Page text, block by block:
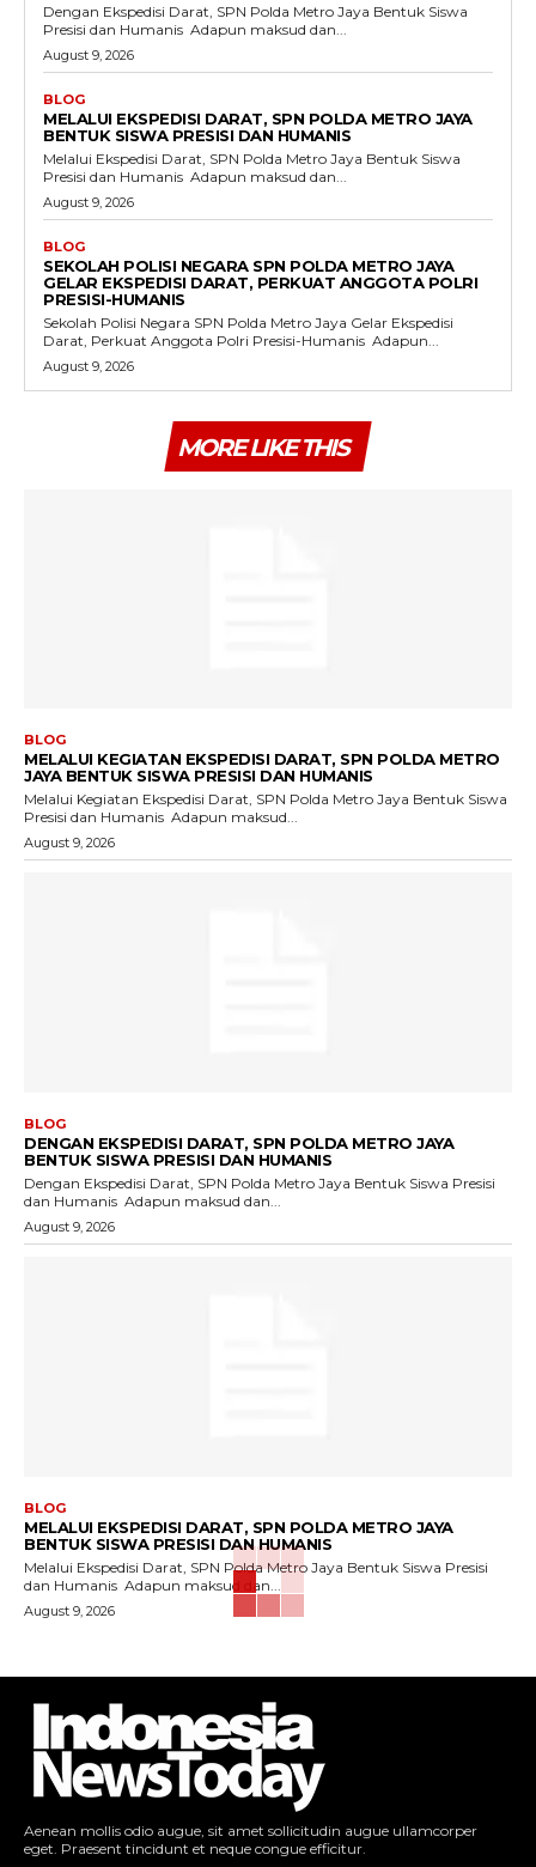
Dengan Ekspedisi Darat, SPN Polda Metro Jaya Bentuk Siswa
Presisi dan Humanis ‎ ‎Adapun maksud dan...
August 9, 2026
BLOG
MELALUI EKSPEDISI DARAT, SPN POLDA METRO JAYA
BENTUK SISWA PRESISI DAN HUMANIS
Melalui Ekspedisi Darat, SPN Polda Metro Jaya Bentuk Siswa
Presisi dan Humanis ‎ ‎Adapun maksud dan...
August 9, 2026
BLOG
SEKOLAH POLISI NEGARA SPN POLDA METRO JAYA
GELAR EKSPEDISI DARAT, PERKUAT ANGGOTA POLRI
PRESISI-HUMANIS
Sekolah Polisi Negara SPN Polda Metro Jaya Gelar Ekspedisi
Darat, Perkuat Anggota Polri Presisi-Humanis ‎ ‎Adapun...
August 9, 2026
MORE LIKE THIS
BLOG
MELALUI KEGIATAN EKSPEDISI DARAT, SPN POLDA METRO
JAYA BENTUK SISWA PRESISI DAN HUMANIS
Melalui Kegiatan Ekspedisi Darat, SPN Polda Metro Jaya Bentuk Siswa
Presisi dan Humanis ‎ ‎Adapun maksud...
August 9, 2026
BLOG
DENGAN EKSPEDISI DARAT, SPN POLDA METRO JAYA
BENTUK SISWA PRESISI DAN HUMANIS
Dengan Ekspedisi Darat, SPN Polda Metro Jaya Bentuk Siswa Presisi
dan Humanis ‎ ‎Adapun maksud dan...
August 9, 2026
BLOG
MELALUI EKSPEDISI DARAT, SPN POLDA METRO JAYA
BENTUK SISWA PRESISI DAN HUMANIS
Melalui Ekspedisi Darat, SPN Polda Metro Jaya Bentuk Siswa Presisi
dan Humanis ‎ ‎Adapun maksud dan...
August 9, 2026
Aenean mollis odio augue, sit amet sollicitudin augue ullamcorper
eget. Praesent tincidunt et neque congue efficitur.